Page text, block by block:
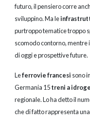
futuro, il pensiero corre
sviluppino. Ma le
purtroppo tematice troppo
scomodo contorno, mentre
di oggi e prospettive future.
Leferrovie francesi sono
Germania 15treni a
regionale. Lo ha detto il
che di fatto rappresenta